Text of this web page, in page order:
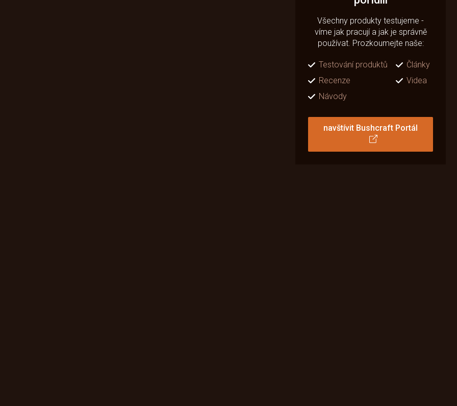
Všechny produkty testujeme -
víme jak pracují a jak je správně
používat. Prozkoumejte naše:
Testování produktů
Články
Recenze
Videa
Návody
navštívit Bushcraft Portál